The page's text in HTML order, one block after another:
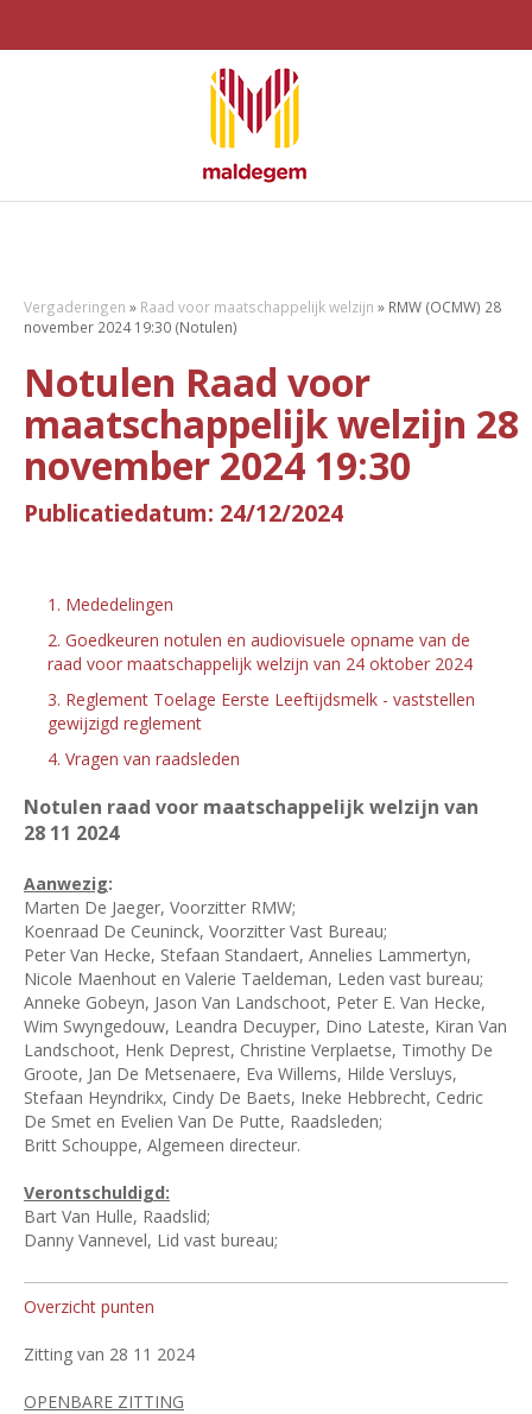
Vergaderingen » Raad voor maatschappelijk welzijn » RMW (OCMW) 28
november 2024 19:30 (Notulen)
Notulen Raad voor
maatschappelijk welzijn 28
november 2024 19:30
Publicatiedatum: 24/12/2024
1. Mededelingen
2. Goedkeuren notulen en audiovisuele opname van de
raad voor maatschappelijk welzijn van 24 oktober 2024
3. Reglement Toelage Eerste Leeftijdsmelk - vaststellen
gewijzigd reglement
4. Vragen van raadsleden
Notulen raad voor maatschappelijk welzijn van
28 11 2024
Aanwezig:
Marten De Jaeger, Voorzitter RMW;
Koenraad De Ceuninck, Voorzitter Vast Bureau;
Peter Van Hecke, Stefaan Standaert, Annelies Lammertyn,
Nicole Maenhout en Valerie Taeldeman, Leden vast bureau;
Anneke Gobeyn, Jason Van Landschoot, Peter E. Van Hecke,
Wim Swyngedouw, Leandra Decuyper, Dino Lateste, Kiran Van
Landschoot, Henk Deprest, Christine Verplaetse, Timothy De
Groote, Jan De Metsenaere, Eva Willems, Hilde Versluys,
Stefaan Heyndrikx, Cindy De Baets, Ineke Hebbrecht, Cedric
De Smet en Evelien Van De Putte, Raadsleden;
Britt Schouppe, Algemeen directeur.
Verontschuldigd:
Bart Van Hulle, Raadslid;
Danny Vannevel, Lid vast bureau;
Overzicht punten
Zitting van 28 11 2024
OPENBARE ZITTING